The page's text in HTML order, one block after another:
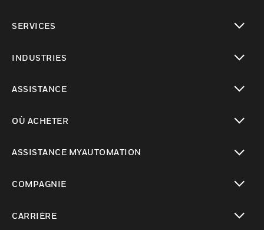
SERVICES
INDUSTRIES
ASSISTANCE
OÙ ACHETER
ASSISTANCE MYAUTOMATION
COMPAGNIE
CARRIÈRE